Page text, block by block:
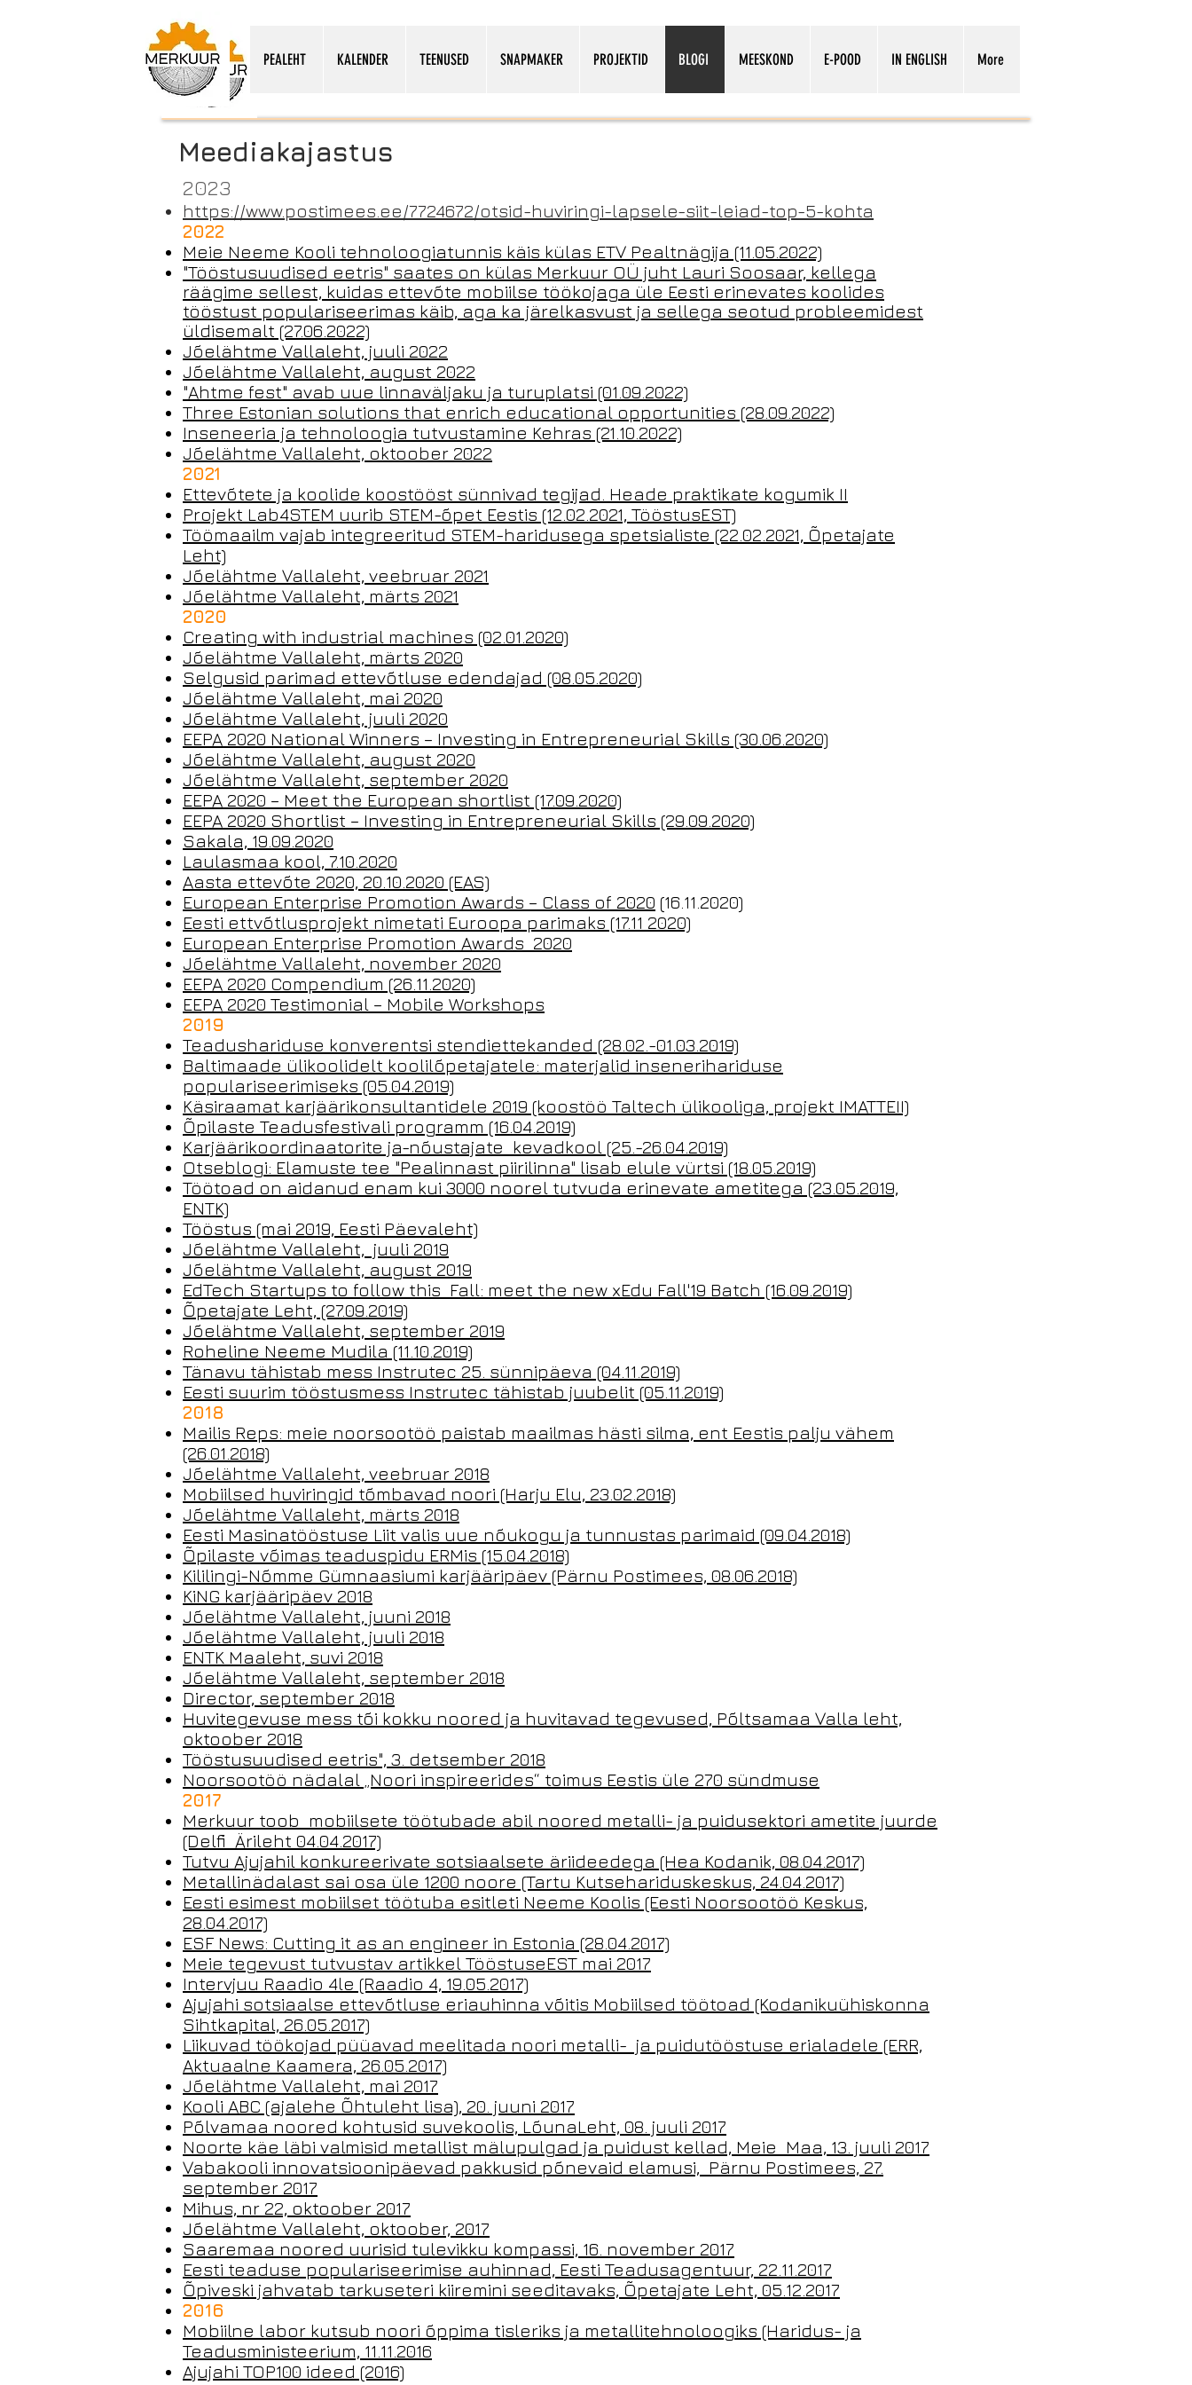
PEALEHT KALENDER TEENUSED SNAPMAKER PROJEKTID BLOGI MEESKOND E-POOD IN ENGLISH More
Meediakajastus
2023
https://www.postimees.ee/7724672/otsid-huviringi-lapsele-siit-leiad-top-5-kohta
2022
Meie Neeme Kooli tehnoloogiatunnis käis külas ETV Pealtnägija (11.05.2022)
"Tööstusuudised eetris" saates on külas Merkuur OÜ juht Lauri Soosaar, kellega
räägime sellest, kuidas ettevõte mobiilse töökojaga üle Eesti erinevates koolides
tööstust populariseerimas käib, aga ka järelkasvust ja sellega seotud probleemidest
üldisemalt (27.06.2022)
Jõelähtme Vallaleht, juuli 2022
Jõelähtme Vallaleht, august 2022
"Ahtme fest" avab uue linnaväljaku ja turuplatsi (01.09.2022)
Three Estonian solutions that enrich educational opportunities (28.09.2022)
Inseneeria ja tehnoloogia tutvustamine Kehras (21.10.2022)
Jõelähtme Vallaleht, oktoober 2022
2021
Ettevõtete ja koolide koostööst sünnivad tegijad. Heade praktikate kogumik II
Projekt Lab4STEM uurib STEM-õpet Eestis (12.02.2021, TööstusEST)
Töömaailm vajab integreeritud STEM-haridusega spetsialiste (22.02.2021, Õpetajate
Leht)
Jõelähtme Vallaleht, veebruar 2021
Jõelähtme Vallaleht, märts 2021
2020
Creating with industrial machines (02.01.2020)
Jõelähtme Vallaleht, märts 2020
Selgusid parimad ettevõtluse edendajad (08.05.2020)
Jõelähtme Vallaleht, mai 2020
Jõelähtme Vallaleht, juuli 2020
EEPA 2020 National Winners – Investing in Entrepreneurial Skills (30.06.2020)
Jõelähtme Vallaleht, august 2020
Jõelähtme Vallaleht, september 2020
EEPA 2020 – Meet the European shortlist (17.09.2020)
EEPA 2020 Shortlist – Investing in Entrepreneurial Skills (29.09.2020)
Sakala, 19.09.2020
Laulasmaa kool, 7.10.2020
Aasta ettevõte 2020, 20.10.2020 (EAS)
European Enterprise Promotion Awards – Class of 2020 (16.11.2020)
Eesti ettvõtlusprojekt nimetati Euroopa parimaks (17.11 2020)
European Enterprise Promotion Awards 2020
Jõelähtme Vallaleht, november 2020
EEPA 2020 Compendium (26.11.2020)
EEPA 2020 Testimonial – Mobile Workshops
2019
Teadushariduse konverentsi stendiettekanded (28.02.-01.03.2019)
Baltimaade ülikoolidelt koolilõpetajatele: materjalid insenerihariduse
populariseerimiseks (05.04.2019)
Käsiraamat karjäärikonsultantidele 2019 (koostöö Taltech ülikooliga, projekt IMATTEII)
Õpilaste Teadusfestivali programm (16.04.2019)
Karjäärikoordinaatorite ja-nõustajate kevadkool (25.-26.04.2019)
Otseblogi: Elamuste tee "Pealinnast piirilinna" lisab elule vürtsi (18.05.2019)
Töötoad on aidanud enam kui 3000 noorel tutvuda erinevate ametitega (23.05.2019,
ENTK)
Tööstus (mai 2019, Eesti Päevaleht)
Jõelähtme Vallaleht, juuli 2019
Jõelähtme Vallaleht, august 2019
EdTech Startups to follow this Fall: meet the new xEdu Fall'19 Batch (16.09.2019)
Õpetajate Leht, (27.09.2019)
Jõelähtme Vallaleht, september 2019
Roheline Neeme Mudila (11.10.2019)
Tänavu tähistab mess Instrutec 25. sünnipäeva (04.11.2019)
Eesti suurim tööstusmess Instrutec tähistab juubelit (05.11.2019)
2018
Mailis Reps: meie noorsootöö paistab maailmas hästi silma, ent Eestis palju vähem
(26.01.2018)
Jõelähtme Vallaleht, veebruar 2018
Mobiilsed huviringid tõmbavad noori (Harju Elu, 23.02.2018)
Jõelähtme Vallaleht, märts 2018
Eesti Masinatööstuse Liit valis uue nõukogu ja tunnustas parimaid (09.04.2018)
Õpilaste võimas teaduspidu ERMis (15.04.2018)
Kililingi-Nõmme Gümnaasiumi karjääripäev (Pärnu Postimees, 08.06.2018)
KiNG karjääripäev 2018
Jõelähtme Vallaleht, juuni 2018
Jõelähtme Vallaleht, juuli 2018
ENTK Maaleht, suvi 2018
Jõelähtme Vallaleht, september 2018
Director, september 2018
Huvitegevuse mess tõi kokku noored ja huvitavad tegevused, Põltsamaa Valla leht,
oktoober 2018
Tööstusuudised eetris", 3. detsember 2018
Noorsootöö nädalal „Noori inspireerides“ toimus Eestis üle 270 sündmuse
2017
Merkuur toob mobiilsete töötubade abil noored metalli- ja puidusektori ametite juurde
(Delfi Ärileht 04.04.2017)
Tutvu Ajujahil konkureerivate sotsiaalsete äriideedega (Hea Kodanik, 08.04.2017)
Metallinädalast sai osa üle 1200 noore (Tartu Kutsehariduskeskus, 24.04.2017)
Eesti esimest mobiilset töötuba esitleti Neeme Koolis (Eesti Noorsootöö Keskus,
28.04.2017)
ESF News: Cutting it as an engineer in Estonia (28.04.2017)
Meie tegevust tutvustav artikkel TööstuseEST mai 2017
Intervjuu Raadio 4le (Raadio 4, 19.05.2017)
Ajujahi sotsiaalse ettevõtluse eriauhinna võitis Mobiilsed töötoad (Kodanikuühiskonna
Sihtkapital, 26.05.2017)
Liikuvad töökojad püüavad meelitada noori metalli- ja puidutööstuse erialadele (ERR,
Aktuaalne Kaamera, 26.05.2017)
Jõelähtme Vallaleht, mai 2017
Kooli ABC (ajalehe Õhtuleht lisa), 20. juuni 2017
Põlvamaa noored kohtusid suvekoolis, LõunaLeht, 08. juuli 2017
Noorte käe läbi valmisid metallist mälupulgad ja puidust kellad, Meie Maa, 13. juuli 2017
Vabakooli innovatsioonipäevad pakkusid põnevaid elamusi, Pärnu Postimees, 27.
september 2017
Mihus, nr 22, oktoober 2017
Jõelähtme Vallaleht, oktoober, 2017
Saaremaa noored uurisid tulevikku kompassi, 16. november 2017
Eesti teaduse populariseerimise auhinnad, Eesti Teadusagentuur, 22.11.2017
Õpiveski jahvatab tarkuseteri kiiremini seeditavaks, Õpetajate Leht, 05.12.2017
2016
Mobiilne labor kutsub noori õppima tisleriks ja metallitehnoloogiks (Haridus- ja
Teadusministeerium, 11.11.2016
Ajujahi TOP100 ideed (2016)